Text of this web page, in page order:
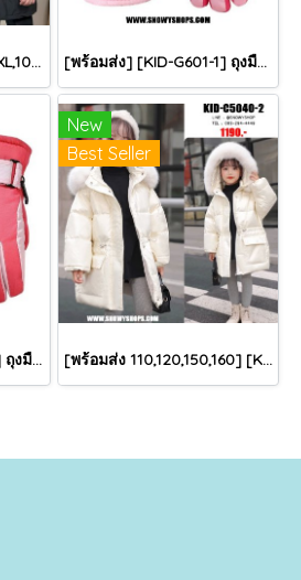
[พร้อมส่ง 5XL,6XL,8XL,9XL,10XL] [Man-B004-1] Down Jackets BigSize เสื้อโค้ทขนเป็ดกันหนาวสีดำชายไซด์ใหญ่ มีหมวกฮู้ด ซิปด้านหน้า กันน้ำ ใส่กันหนาวติดลบได้อย่างดี [พร้อมส่ง] [KID-G601-1] ถุงมือกันหนาวเด็กสีชมพูอ่อน ซับขนด้านใน ใส่กันหนาวเล่นหิมะได้ (เหมาะสำหรับเด็ก 3-5ขวบ)
[พร้อมส่ง] [KID-G601-2] ถุงมือกันหนาวเด็กสีชมพูเข้ม ซับขนด้านใน ใส่กันหนาวเล่นหิมะได้ (เหมาะสำหรับเด็ก 3-5ขวบ)
New
Best Seller
[พร้อมส่ง 110,120,150,160] [KID-C5040-2] เสื้อโค้ทกันหนาวเด็กขนเป็ดสีขาว แขนยาว มีกระเป๋าสองข้าง แบบซิปด้านหน้า หมวกฮู้ดติดเฟอร์ฟรุ้งฟริ้งใส่ติดลบกันหนาว เล่นหิมะได้ค่ะ